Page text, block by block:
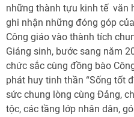
những thành tựu kinh tế 
ghi nhận những đóng góp
Công giáo vào thành tích
Giáng sinh, bước sang năm
chức sắc cùng đồng bào
phát huy tinh thần “Sống tốt
sức chung lòng cùng Đảng,
tộc, các tầng lớp nhân dân,